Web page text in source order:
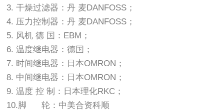
3. 干燥过滤器：丹 麦DANFOSS；
4. 压力控制器：丹 麦DANFOSS；
5. 风机 德 国：EBM；
6. 温度继电器：德国；
7. 时间继电器：日本OMRON；
8. 中间继电器：日本OMRON；
9. 温度 控 制：日本理化RKC；
10.脚 轮：中美合资科顺